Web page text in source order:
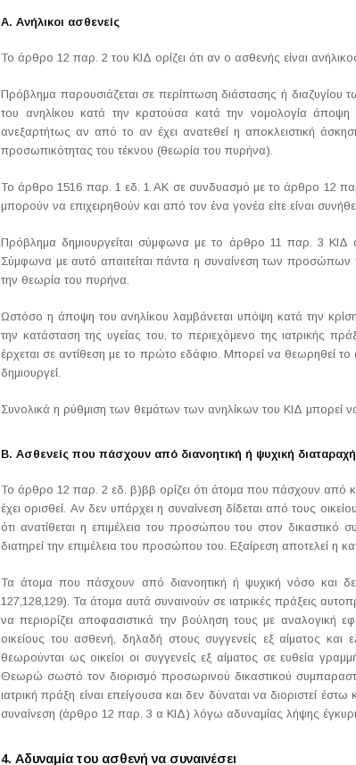
Α. Ανήλικοι ασθενείς
Το άρθρο 12 παρ. 2 του ΚΙΔ ορίζει ότι αν ο ασθενής είναι
Πρόβλημα παρουσιάζεται σε περίπτωση διάστασης ή διαζυγίου
του ανηλίκου κατά την κρατούσα κατά την νομολογία άποψη
ανεξαρτήτως αν από το αν έχει ανατεθεί η αποκλειστική
προσωπικότητας του τέκνου (θεωρία του πυρήνα).
Το άρθρο 1516 παρ. 1 εδ. 1 ΑΚ σε συνδυασμό με το άρθρο 12 παρ.2
μπορούν να επιχειρηθούν και από τον ένα γονέα είτε είναι
Πρόβλημα δημιουργείται σύμφωνα με το άρθρο 11 παρ. 3 ΚΙΔ
Σύμφωνα με αυτό απαιτείται πάντα η συναίνεση των προσώπων
την θεωρία του πυρήνα.
Ωστόσο η άποψη του ανηλίκου λαμβάνεται υπόψη κατά την κρίση
την κατάσταση της υγείας του, το περιεχόμενο της ιατρικής
έρχεται σε αντίθεση με το πρώτο εδάφιο. Μπορεί να θεωρηθεί
δημιουργεί.
Συνολικά η ρύθμιση των θεμάτων των ανηλίκων του ΚΙΔ μπορεί
Β. Ασθενείς που πάσχουν από διανοητική ή ψυχική διαταραχή
Το άρθρο 12 παρ. 2 εδ. β)ββ ορίζει ότι άτομα που πάσχουν από
έχει ορισθεί. Αν δεν υπάρχει η συναίνεση δίδεται από τους
ότι ανατίθεται η επιμέλεια του προσώπου του στον
διατηρεί την επιμέλεια του προσώπου του. Εξαίρεση αποτελεί η
Τα άτομα που πάσχουν από διανοητική ή ψυχική νόσο και
127,128,129). Τα άτομα αυτά συναινούν σε ιατρικές πράξεις
να περιορίζει αποφασιστικά την βούληση τους με
οικείους του ασθενή, δηλαδή στους συγγενείς εξ αίματος
θεωρούνται ως οικείοι οι συγγενείς εξ αίματος σε ευθεία
Θεωρώ σωστό τον διορισμό προσωρινού δικαστικού
ιατρική πράξη είναι επείγουσα και δεν δύναται να διοριστεί
συναίνεση (άρθρο 12 παρ. 3 α ΚΙΔ) λόγω αδυναμίας λήψης
4. Αδυναμία του ασθενή να συναινέσει